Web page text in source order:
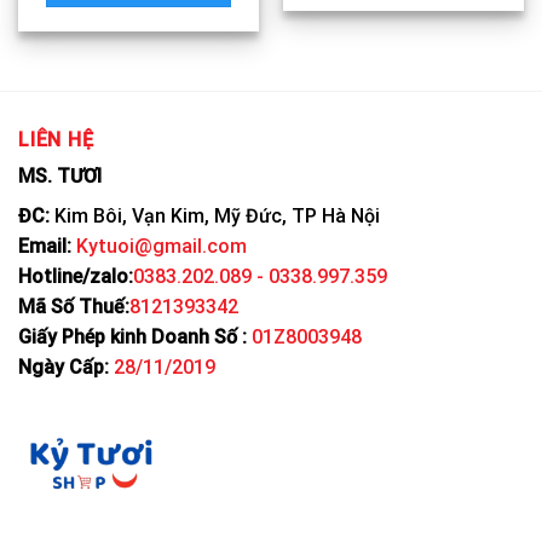
LIÊN HỆ
MS. TƯƠI
ĐC: Kim Bôi, Vạn Kim, Mỹ Đức, TP Hà Nội
Email: Kytuoi@gmail.com
Hotline/zalo:0383.202.089 - 0338.997.359
Mã Số Thuế:8121393342
Giấy Phép kinh Doanh Số : 01Z8003948
Ngày Cấp: 28/11/2019